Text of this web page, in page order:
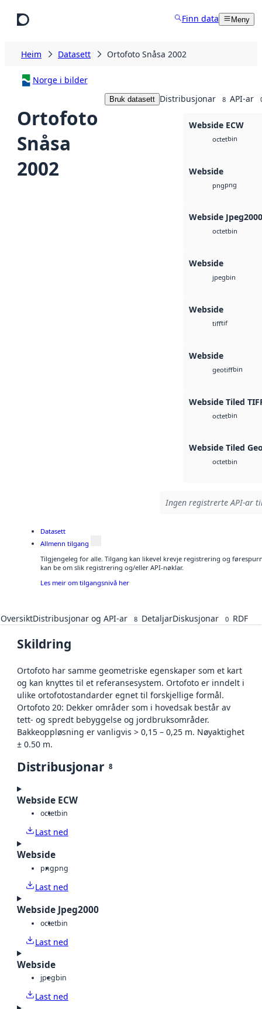
Finn data Meny
Heim Datasett Ortofoto Snåsa 2002
Norge i bilder
Ortofoto
Snåsa
2002
Bruk datasett Distribusjonar 8 API-ar
Webside ECW
octetbin
Webside
pngpng
Webside Jpeg2000
octetbin
Webside
jpegbin
Webside
tifftif
Webside
geotiffbin
Webside Tiled
octetbin
Webside Tiled
octetbin
Ingen registrerte API-ar
Datasett
Allmenn tilgang
Tilgjengeleg for alle. Tilgang kan likevel krevje registrering og
kan be om slik registrering og/eller API-nøklar.
Les meir om tilgangsnivå her
OversiktDistribusjonar og API-ar 8 DetaljarDiskusjonar 0 RDF
Skildring
Ortofoto har samme geometriske egenskaper som et kart
og kan knyttes til et referansesystem. Ortofoto er inndelt i
ulike ortofotostandarder egnet til forskjellige formål.
Ortofoto 20: Dekker områder som i hovedsak består av
tett- og spredt bebyggelse og jordbruksområder.
Bakkeoppløsning er vanligvis > 0,15 – 0,25 m. Nøyaktighet
± 0.50 m.
Distribusjonar 8
Webside ECW
octetbin
Last ned
Webside
pngpng
Last ned
Webside Jpeg2000
octetbin
Last ned
Webside
jpegbin
Last ned